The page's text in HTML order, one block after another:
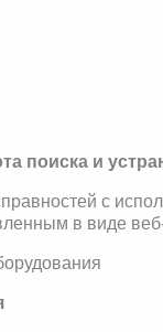
поиска и
с
в виде